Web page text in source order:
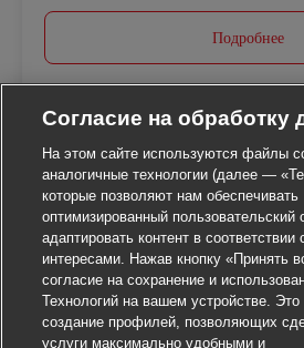
Подробнее
Согласие на обработку
На этом сайте используются файлы
аналогичные технологии (далее —
которые позволяют нам обеспечивать
оптимизированный пользовательский
адаптировать контент в
интересами. Нажав кнопку «Принять
согласие на сохранение и
Технологий на вашем устройстве.
создание профилей, позволяющих
услуги максимально удобными и